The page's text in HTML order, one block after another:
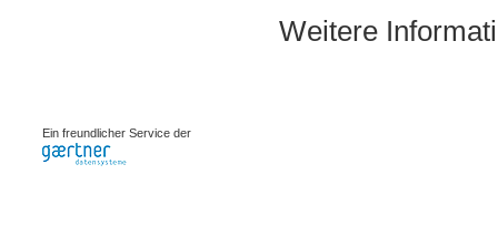
Weitere
Ein freundlicher Service der